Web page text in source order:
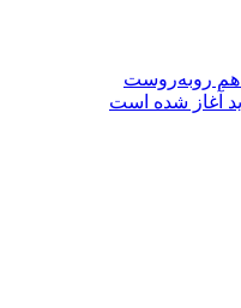
هم روبه‌روست
آغاز شده است